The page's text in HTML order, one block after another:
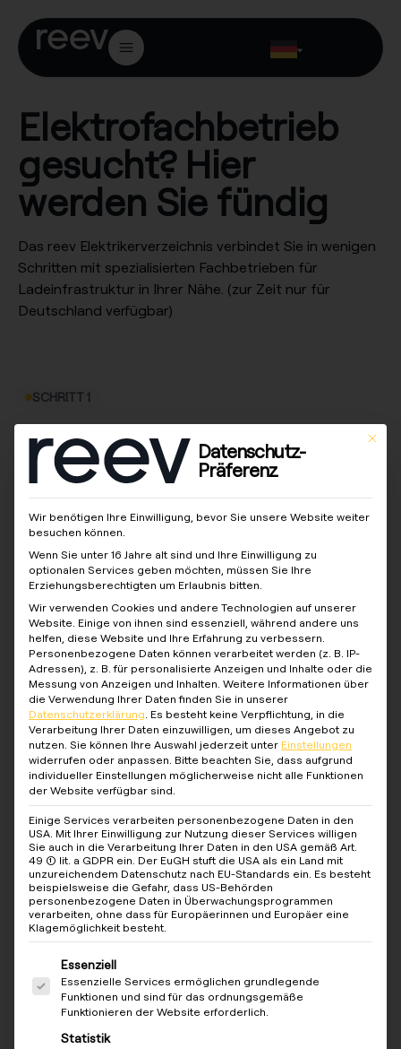
Elektrofachbetrieb
gesucht? Hier
werden Sie fündig
Das reev Elektrikerverzeichnis verbindet Sie in wenigen
Schritten mit spezialisierten Fachbetrieben für
Ladeinfrastruktur in Ihrer Nähe. (zur Zeit nur für
Deutschland verfügbar)
SCHRITT 1
In welchem Land
befindet sich Ihr
Ladeprojekt?
Deutschland
Nächster Schritt
This
Datenschutz-
Präferenz
Wir benötigen Ihre Einwilligung, bevor Sie unsere Website weiter
besuchen können.
Wenn Sie unter 16 Jahre alt sind und Ihre Einwilligung zu
optionalen Services geben möchten, müssen Sie Ihre
Erziehungsberechtigten um Erlaubnis bitten.
Wir verwenden Cookies und andere Technologien auf unserer
Website. Einige von ihnen sind essenziell, während andere uns
helfen, diese Website und Ihre Erfahrung zu verbessern.
Personenbezogene Daten können verarbeitet werden (z. B. IP-
Adressen), z. B. für personalisierte Anzeigen und Inhalte oder die
Messung von Anzeigen und Inhalten. Weitere Informationen über
die Verwendung Ihrer Daten finden Sie in unserer
Datenschutzerklärung Es besteht keine Verpflichtung, in die
Verarbeitung Ihrer Daten einzuwilligen, um dieses Angebot zu
nutzen. Sie können Ihre Auswahl jederzeit unter Einstellungen
widerrufen oder anpassen. Bitte beachten Sie, dass aufgrund
individueller Einstellungen möglicherweise nicht alle Funktionen
der Website verfügbar sind.
Einige Services verarbeiten personenbezogene Daten in den
USA. Mit Ihrer Einwilligung zur Nutzung dieser Services willigen
Sie auch in die Verarbeitung Ihrer Daten in den USA gemäß Art.
49 (1) lit. a GDPR ein. Der EuGH stuft die USA als ein Land mit
unzureichendem Datenschutz nach EU-Standards ein. Es besteht
beispielsweise die Gefahr, dass US-Behörden
personenbezogene Daten in Überwachungsprogrammen
verarbeiten, ohne dass für Europäerinnen und Europäer eine
Klagemöglichkeit besteht.
Es folgt eine Liste der Service-Gruppen, für die eine
Essenziell
Essenzielle Services ermöglichen grundlegende
Funktionen und sind für das ordnungsgemäße
Funktionieren der Website erforderlich.
Statistik